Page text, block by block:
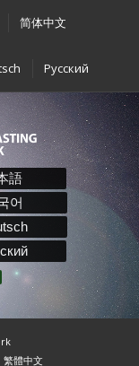
简体中文
Pусский
語
어
繁體中文